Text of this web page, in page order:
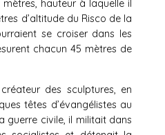
mètres, hauteur à laquelle il
d’altitude du Risco de la
se croiser dans les
chacun 45 mètres de
des sculptures, en
têtes d’évangélistes au
guerre civile, il militait dans